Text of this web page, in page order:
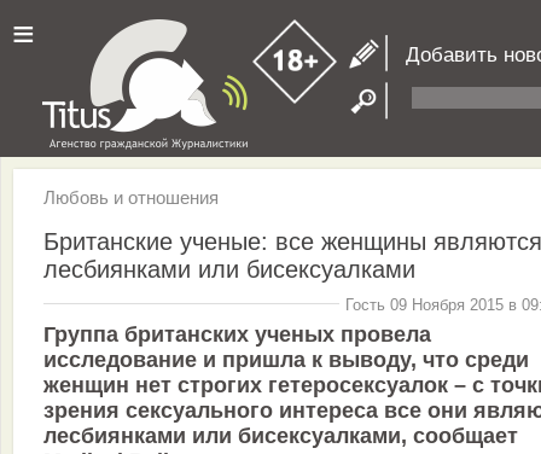
≡ Добавить
Любовь и отношения
Британские ученые: все женщины являются
лесбиянками или бисексуалками
Гость 09 Ноября 2015 в
Группа британских ученых провела
исследование и пришла к выводу, что среди
женщин нет строгих гетеросексуалок – с
зрения сексуального интереса все они
лесбиянками или бисексуалками, сообщает